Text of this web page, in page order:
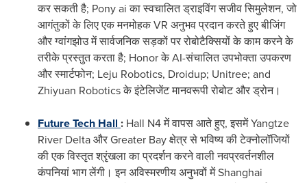
कर सकती है; Pony ai का स्वचालित ड्राइविंग सजीव सिमुलेशन, जो
आगंतुकों के लिए एक मनमोहक VR अनुभव प्रदान करते हुए बीजिंग
और ग्वांगझोउ में सार्वजनिक सड़कों पर रोबोटैक्सियों के काम करने के
तरीके प्रस्तुत करता है; Honor के AI-संचालित उपभोक्ता उपकरण
और स्मार्टफोन; Leju Robotics, Droidup; Unitree; and
Zhiyuan Robotics के इंटेलिजेंट मानवरूपी रोबोट और ड्रोन।
Future Tech Hall : Hall N4 में वापस आते हुए, इसमें Yangtze
River Delta और Greater Bay क्षेत्र से भविष्य की टेक्नोलॉजियों
की एक विस्तृत श्रृंखला का प्रदर्शन करने वाली नवप्रवर्तनशील
कंपनियां भाग लेंगी। इन अविस्मरणीय अनुभवों में Shanghai